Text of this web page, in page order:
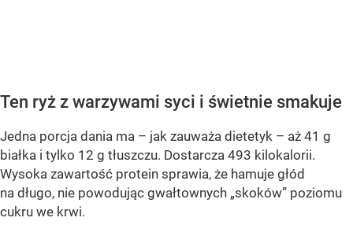
Ten ryż z warzywami syci i świetnie smakuje
Jedna porcja dania ma – jak zauważa dietetyk – aż 41 g
białka i tylko 12 g tłuszczu. Dostarcza 493 kilokalorii.
Wysoka zawartość protein sprawia, że hamuje głód
na długo, nie powodując gwałtownych „skoków” poziomu
cukru we krwi.